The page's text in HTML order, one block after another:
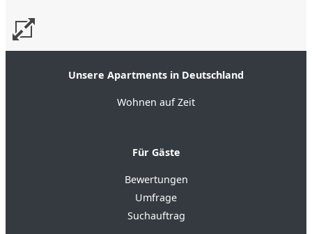
Unsere Apartments in Deutschland
Wohnen auf Zeit
Für Gäste
Bewertungen
Umfrage
Suchauftrag